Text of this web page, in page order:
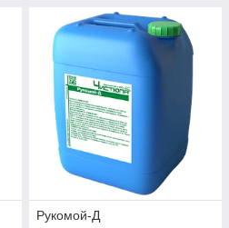
Рукомой-Д